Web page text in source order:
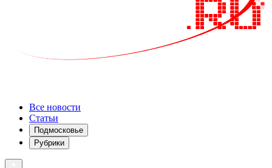
Все новости
Статьи
Подмосковье
Рубрики